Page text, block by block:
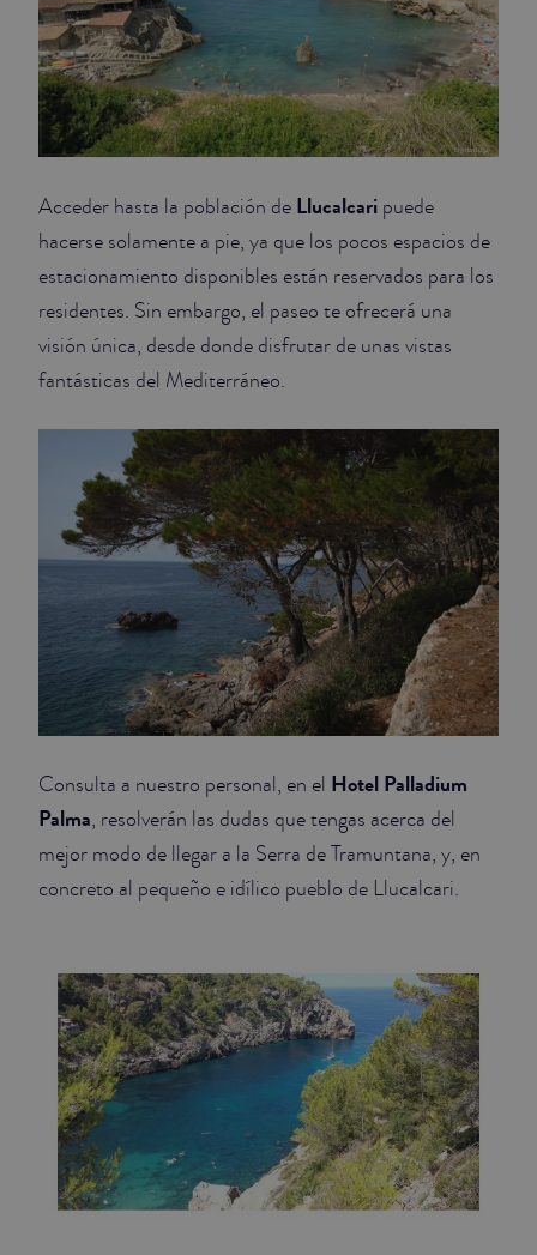
Acceder hasta la población de Llucalcari puede
hacerse solamente a pie, ya que los pocos espacios de
estacionamiento disponibles están reservados para los
residentes. Sin embargo, el paseo te ofrecerá una
visión única, desde donde disfrutar de unas vistas
fantásticas del Mediterráneo.
Consulta a nuestro personal, en el Hotel Palladium
Palma, resolverán las dudas que tengas acerca del
mejor modo de llegar a la Serra de Tramuntana, y, en
concreto al pequeño e idílico pueblo de Llucalcari.